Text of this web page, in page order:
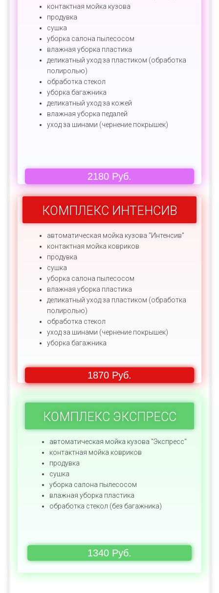
контактная мойка кузова
продувка
сушка
уборка салона пылесосом
влажная уборка пластика
деликатный уход за пластиком (обработка
полиролью)
обработка стекол
уборка багажника
деликатный уход за кожей
влажная уборка педалей
уход за шинами (чернение покрышек)
2180 Руб.
КОМПЛЕКС ИНТЕНСИВ
автоматическая мойка кузова "Интенсив"
контактная мойка ковриков
продувка
сушка
уборка салона пылесосом
влажная уборка пластика
деликатный уход за пластиком (обработка
полиролью)
обработка стекол
уход за шинами (чернение покрышек)
уборка багажника
1870 Руб.
КОМПЛЕКС ЭКСПРЕСС
автоматическая мойка кузова "Экспресс"
контактная мойка ковриков
продувка
сушка
уборка салона пылесосом
влажная уборка пластика
обработка стекол (без багажника)
1340 Руб.